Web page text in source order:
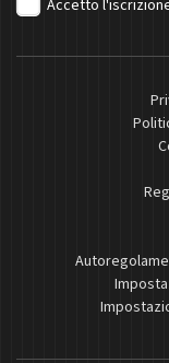
Accetto